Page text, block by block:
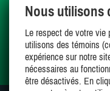
Nous utilisons
Le respect de votre vie
utilisons des témoins
expérience sur notre
nécessaires au
être désactivés. En